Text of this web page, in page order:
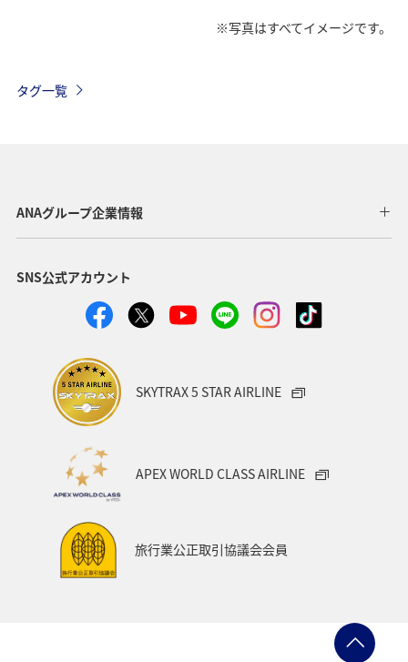
※写真はすべてイメージです。
タグ一覧
ANAグループ企業情報
SNS公式アカウント
SKYTRAX 5 STAR AIRLINE
APEX WORLD CLASS AIRLINE
旅行業公正取引協議会会員